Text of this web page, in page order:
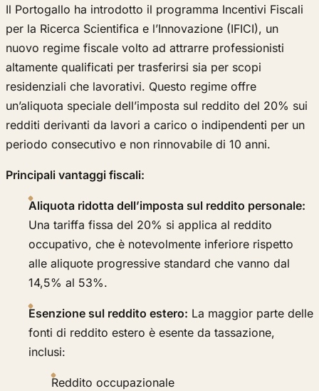
Il Portogallo ha introdotto il programma Incentivi Fiscali
per la Ricerca Scientifica e l’Innovazione (IFICI), un
nuovo regime fiscale volto ad attrarre professionisti
altamente qualificati per trasferirsi sia per scopi
residenziali che lavorativi. Questo regime offre
un’aliquota speciale dell’imposta sul reddito del 20% sui
redditi derivanti da lavori a carico o indipendenti per un
periodo consecutivo e non rinnovabile di 10 anni.
Principali vantaggi fiscali:
Aliquota ridotta dell’imposta sul reddito personale:
Una tariffa fissa del 20% si applica al reddito
occupativo, che è notevolmente inferiore rispetto
alle aliquote progressive standard che vanno dal
14,5% al 53%.
Esenzione sul reddito estero: La maggior parte delle
fonti di reddito estero è esente da tassazione,
inclusi:
Reddito occupazionale